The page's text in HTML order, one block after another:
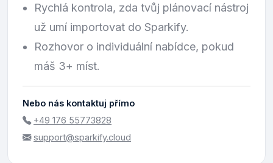
Rychlá kontrola, zda tvůj plánovací nástroj
už umí importovat do Sparkify.
Rozhovor o individuální nabídce, pokud
máš 3+ míst.
Nebo nás kontaktuj přímo
+49 176 55773828
support@sparkify.cloud